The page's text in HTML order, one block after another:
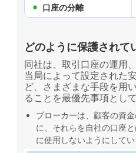
口座の分離
どのように保護されて
同社は、取引口座の運用
当局によって設定された
ど、さまざまな手段を用
ることを最優先事項として
ブローカーは、顧客の資
に、それらを自社の口座
に使用しないようにしてい